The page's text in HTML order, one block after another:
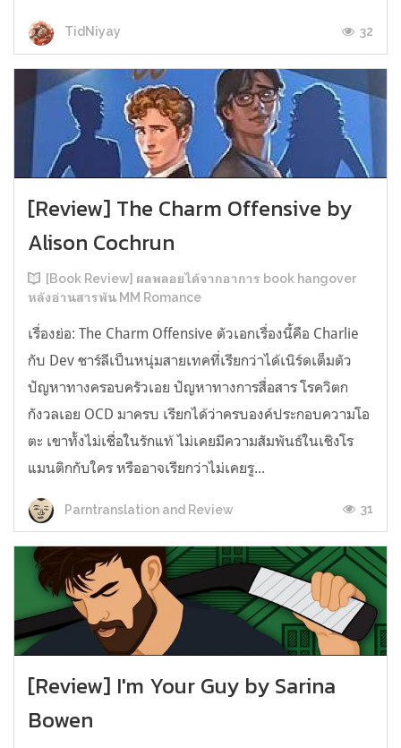
TidNiyay 32
[Review] The Charm Offensive by
Alison Cochrun
[Book Review] ผลพลอยได้จากอาการ book hangover
หลังอ่านสารพัน MM Romance
เรื่องย่อ: The Charm Offensive ตัวเอกเรื่องนี้คือ Charlie
กับ Dev ชาร์ลีเป็นหนุ่มสายเทคที่เรียกว่าได้เนิร์ดเต็มตัว
ปัญหาทางครอบครัวเอย ปัญหาทางการสื่อสาร โรควิตก
กังวลเอย OCD มาครบ เรียกได้ว่าครบองค์ประกอบความโอ
ตะ เขาทั้งไม่เชื่อในรักแท้ ไม่เคยมีความสัมพันธ์ในเชิงโร
แมนติกกับใคร หรืออาจเรียกว่าไม่เคยรู...
Parntranslation and Review 31
[Review] I'm Your Guy by Sarina
Bowen